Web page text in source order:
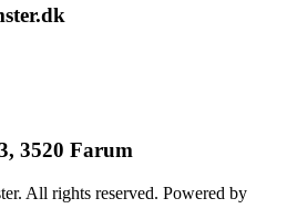
3520 Farum
All rights reserved. Powered by